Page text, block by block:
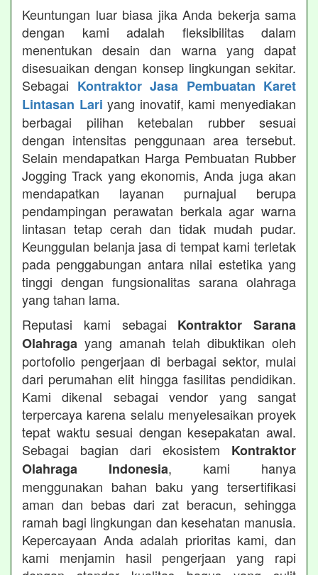
Keuntungan luar biasa jika Anda bekerja sama
dengan kami adalah fleksibilitas dalam
menentukan desain dan warna yang dapat
disesuaikan dengan konsep lingkungan sekitar.
Sebagai Kontraktor Jasa Pembuatan Karet
Lintasan Lari yang inovatif, kami menyediakan
berbagai pilihan ketebalan rubber sesuai
dengan intensitas penggunaan area tersebut.
Selain mendapatkan Harga Pembuatan Rubber
Jogging Track yang ekonomis, Anda juga akan
mendapatkan layanan purnajual berupa
pendampingan perawatan berkala agar warna
lintasan tetap cerah dan tidak mudah pudar.
Keunggulan belanja jasa di tempat kami terletak
pada penggabungan antara nilai estetika yang
tinggi dengan fungsionalitas sarana olahraga
yang tahan lama.
Reputasi kami sebagai Kontraktor Sarana
Olahraga yang amanah telah dibuktikan oleh
portofolio pengerjaan di berbagai sektor, mulai
dari perumahan elit hingga fasilitas pendidikan.
Kami dikenal sebagai vendor yang sangat
terpercaya karena selalu menyelesaikan proyek
tepat waktu sesuai dengan kesepakatan awal.
Sebagai bagian dari ekosistem Kontraktor
Olahraga Indonesia, kami hanya
menggunakan bahan baku yang tersertifikasi
aman dan bebas dari zat beracun, sehingga
ramah bagi lingkungan dan kesehatan manusia.
Kepercayaan Anda adalah prioritas kami, dan
kami menjamin hasil pengerjaan yang rapi